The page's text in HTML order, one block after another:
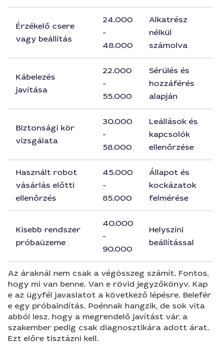
Érzékelő csere
vagy beállítás
24.000
-
48.000
Alkatrész
nélkül
számolva
Kábelezés
javítása
22.000
-
55.000
Sérülés és
hozzáférés
alapján
Biztonsági kör
vizsgálata
30.000
-
58.000
Leállások és
kapcsolók
ellenőrzése
Használt robot
vásárlás előtti
ellenőrzés
45.000
-
85.000
Állapot és
kockázatok
felmérése
Kisebb rendszer
próbaüzeme
40.000
-
90.000
Helyszíni
beállítással
Az áraknál nem csak a végösszeg számít. Fontos,
hogy mi van benne. Van e rövid jegyzőkönyv. Kap
e az ügyfél javaslatot a következő lépésre. Belefér
e egy próbaindítás. Poénnak hangzik, de sok vita
abból lesz, hogy a megrendelő javítást vár, a
szakember pedig csak diagnosztikára adott árat.
Ezt előre tisztázni kell.